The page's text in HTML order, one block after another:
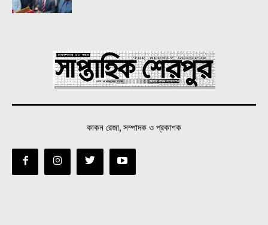
কাকন রেজা, সম্পাদক ও প্রকাশক